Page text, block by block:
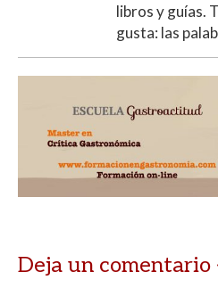
libros y guías.
gusta: las
Deja un comentario